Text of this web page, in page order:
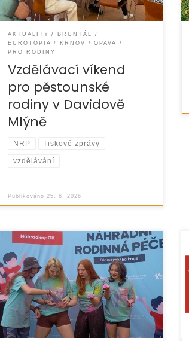
AKTUALITY
BRUNTÁL
EUROTOPIA
KRNOV
OPAVA
PRO RODINY
Vzdělávací víkend
pro pěstounské
rodiny v Davidově
Mlýně
NRP Tiskové zprávy
vzdělávání
Publikováno 25. 6. 2026
Pokud první společná akce nastavila
směr celého projektu, pak je jasné,
že “CESTA k lepší budoucnosti”
začala opravdu tím nejlepším
možným